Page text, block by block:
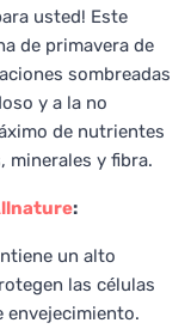
usted! Este
de primavera de
sombreadas
y a la no
de nutrientes
minerales y fibra.
:
un alto
las células
envejecimiento.